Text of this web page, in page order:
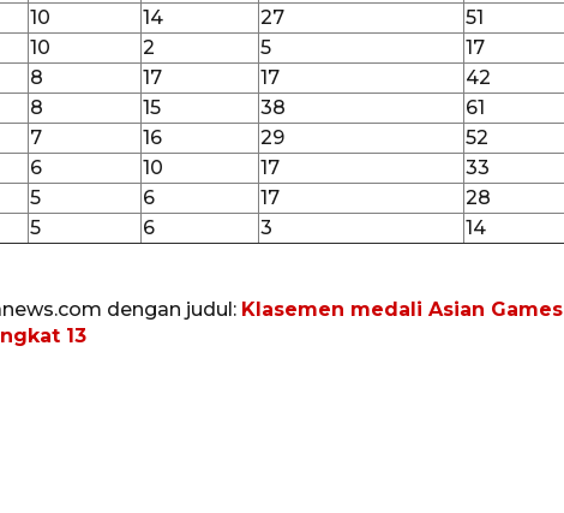
10 14 27
51
10 2 5
17
8 17 17
42
8 15 38
61
7 16 29
52
6 10 17
33
5 6 17
28
5 6 3 14
dengan judul: Klasemen medali Asian Games
13
Bank Citra: Dirgahayu ke-61
Provinsi Sulut
23 September 2025 18:08 WIB